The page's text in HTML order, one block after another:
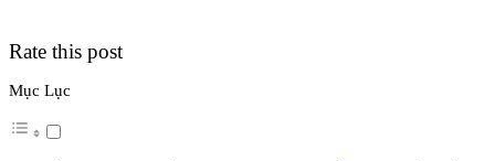
Rate this post
Mục Lục